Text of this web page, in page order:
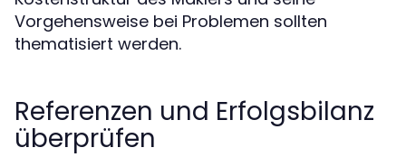
Vorgehensweise bei Problemen sollten
thematisiert werden.
Referenzen und Erfolgsbilanz
überprüfen